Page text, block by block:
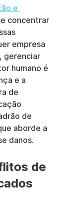
e
concentrar
empresa
gerenciar
humano é
e a
de
de
aborde a
danos.
de